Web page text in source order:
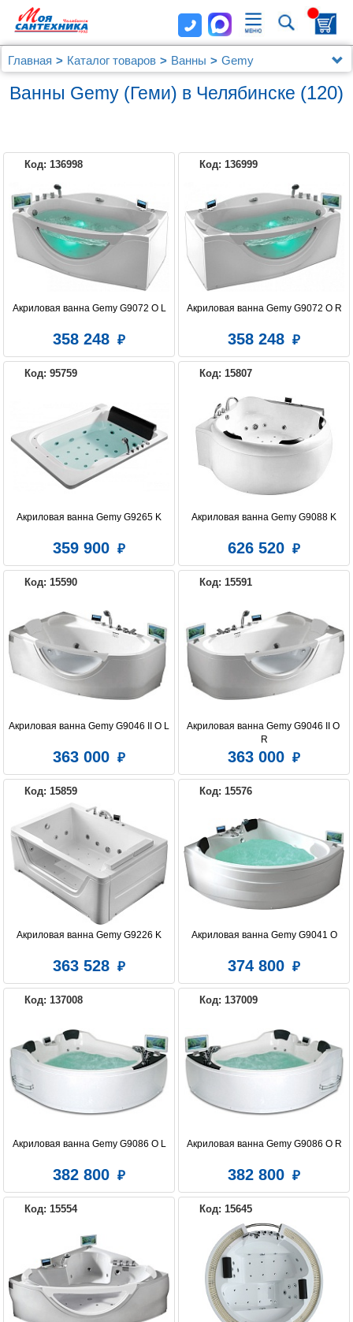
Главная Каталог товаров Ванны Gemy
Ванны Gemy (Геми) в Челябинске (120)
GEMY
Код: 136998
Акриловая ванна Gemy G9072 O L
358 248
Код: 136999
Акриловая ванна Gemy G9072 O R
358 248
Код: 95759
Акриловая ванна Gemy G9265 K
359 900
Код: 15807
Акриловая ванна Gemy G9088 K
626 520
Код: 15590
Акриловая ванна Gemy G9046 II O L
363 000
Код: 15591
Акриловая ванна Gemy G9046 II O
R
363 000
Код: 15859
Акриловая ванна Gemy G9226 K
363 528
Код: 15576
Акриловая ванна Gemy G9041 O
374 800
Код: 137008
Акриловая ванна Gemy G9086 O L
382 800
Код: 137009
Акриловая ванна Gemy G9086 O R
382 800
Код: 15554 Код: 15645